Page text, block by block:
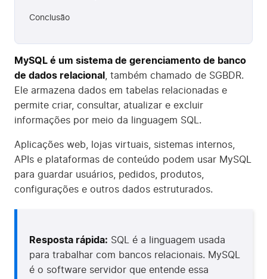
MySQL é um sistema de gerenciamento de banco
de dados relacional
, também chamado de SGBDR.
Ele armazena dados em tabelas relacionadas e
permite criar, consultar, atualizar e excluir
informações por meio da linguagem SQL.
Aplicações web, lojas virtuais, sistemas internos,
APIs e plataformas de conteúdo podem usar MySQL
para guardar usuários, pedidos, produtos,
configurações e outros dados estruturados.
Resposta rápida: SQL é a linguagem usada
para trabalhar com bancos relacionais. MySQL
é o software servidor que entende essa
Conclusão